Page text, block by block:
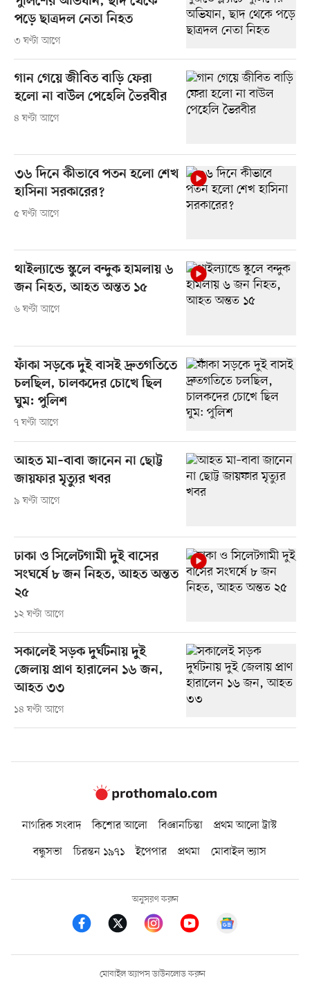
পড়ে ছাত্রদল নেতা নিহত
৩ ঘণ্টা আগে
গান গেয়ে জীবিত বাড়ি ফেরা
হলো না বাউল পেহেলি ভৈরবীর
৪ ঘণ্টা আগে
৩৬ দিনে কীভাবে পতন হলো শেখ
হাসিনা সরকারের?
৫ ঘণ্টা আগে
থাইল্যান্ডে স্কুলে বন্দুক হামলায় ৬
জন নিহত, আহত অন্তত ১৫
৬ ঘণ্টা আগে
ফাঁকা সড়কে দুই বাসই দ্রুতগতিতে
চলছিল, চালকদের চোখে ছিল
ঘুম: পুলিশ
৭ ঘণ্টা আগে
আহত মা–বাবা জানেন না ছোট্ট
জায়ফার মৃত্যুর খবর
৯ ঘণ্টা আগে
ঢাকা ও সিলেটগামী দুই বাসের
সংঘর্ষে ৮ জন নিহত, আহত অন্তত
২৫
১২ ঘণ্টা আগে
সকালেই সড়ক দুর্ঘটনায় দুই
জেলায় প্রাণ হারালেন ১৬ জন,
আহত ৩৩
১৪ ঘণ্টা আগে
নাগরিক সংবাদ কিশোর আলো বিজ্ঞানচিন্তা
প্রথম আলো ট্রাস্ট
বন্ধুসভা
চিরন্তন ১৯৭১ ইপেপার প্রথমা মোবাইল ভ্যাস
অনুসরণ করুন
মোবাইল অ্যাপস ডাউনলোড করুন